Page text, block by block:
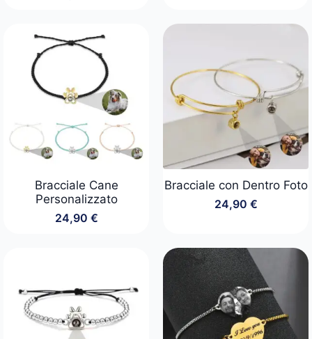
originale
attuale
Bracciale Cane
Personalizzato
24,90 €
Bracciale con Dentro Foto
24,90 €